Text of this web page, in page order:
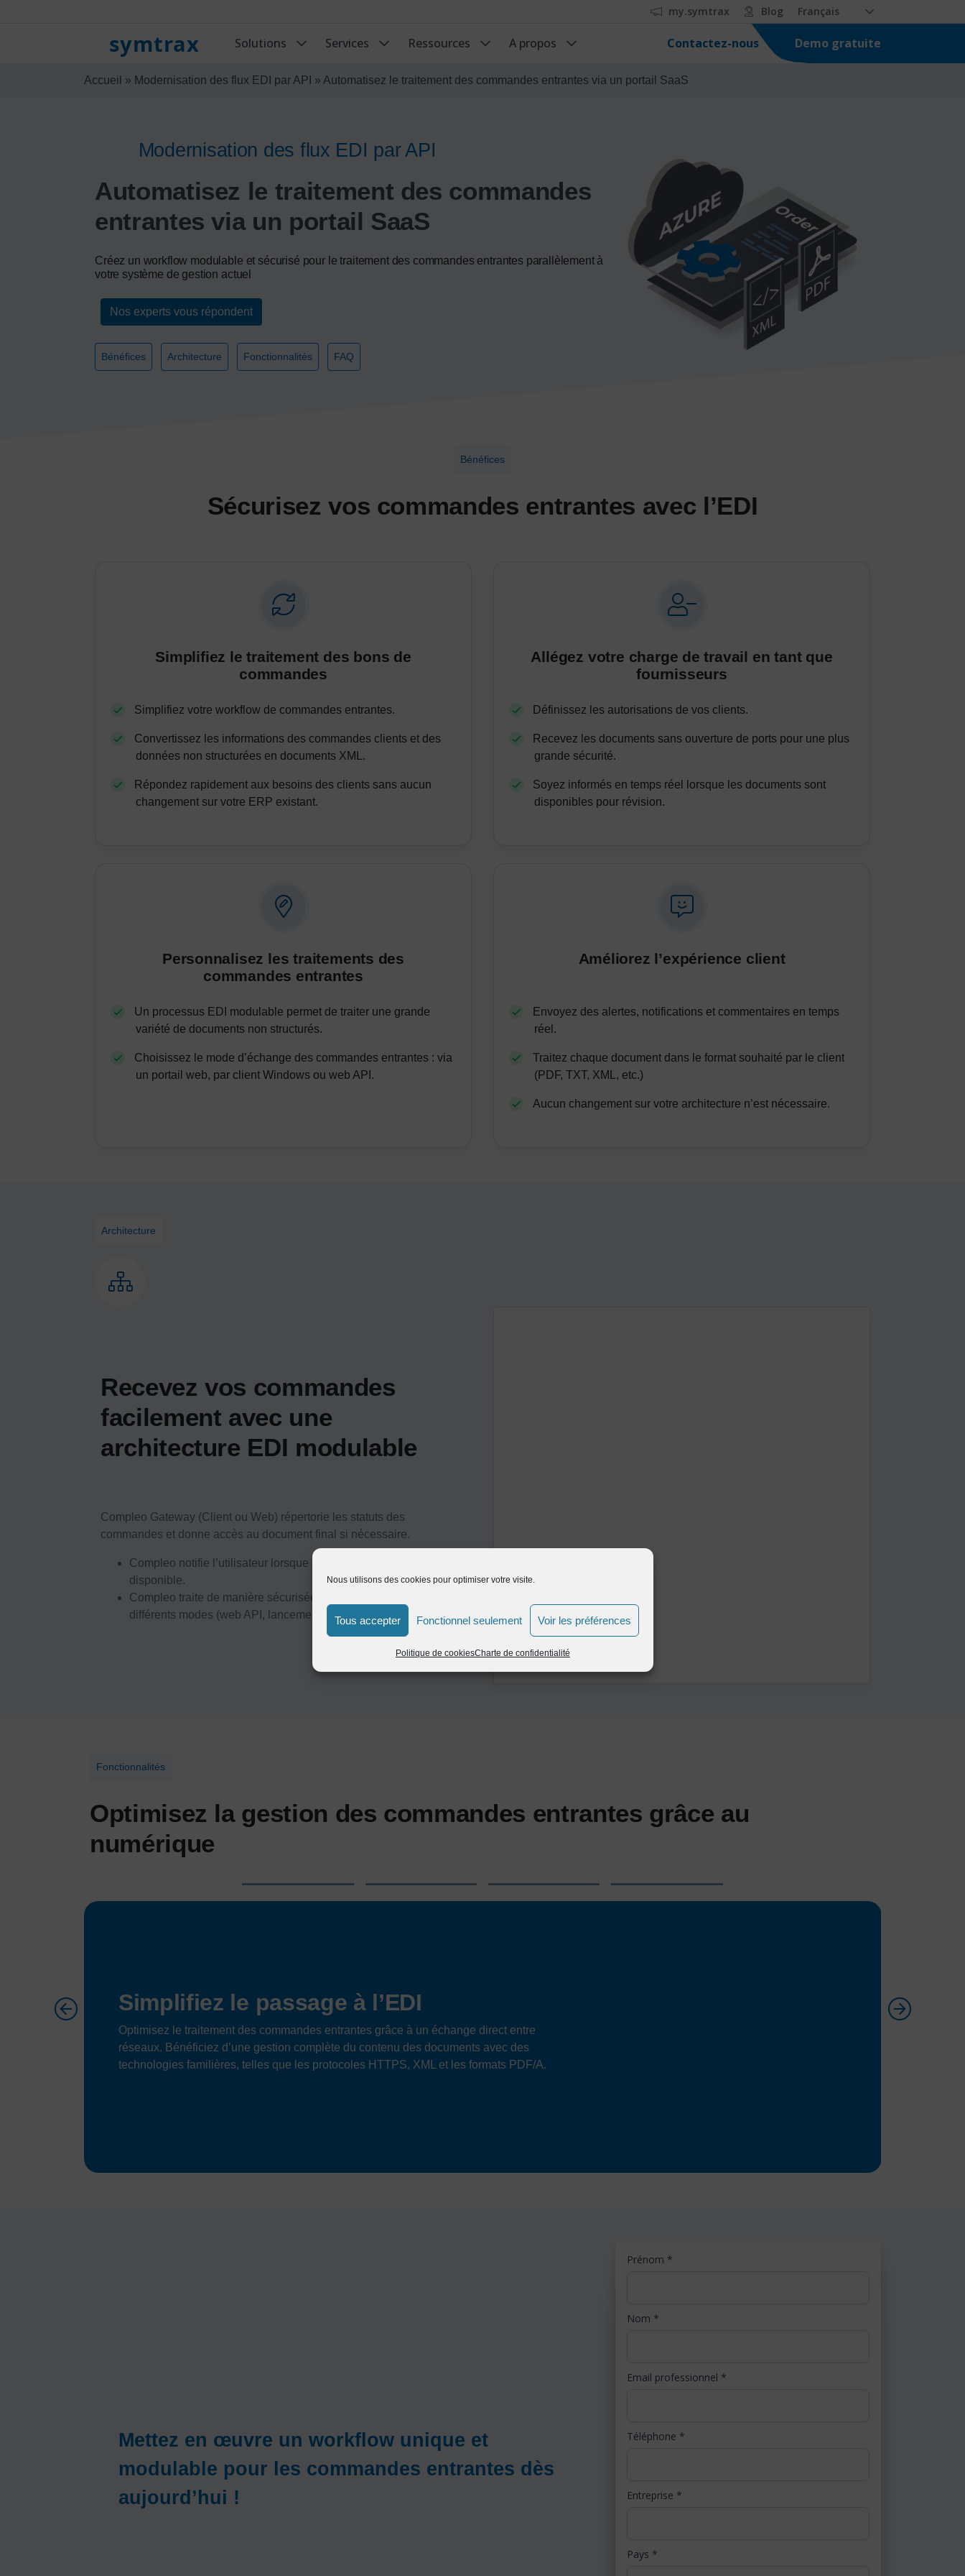
Nous utilisons des cookies pour optimiser votre visite.
Tous accepter Fonctionnel seulement Voir les préférences
Politique de cookiesCharte de confidentialité
my.symtrax Blog Français
symtrax Solutions Services Ressources A propos Contactez-nous Demo gratuite
Accueil » Modernisation des flux EDI par API » Automatisez le traitement des commandes entrantes via un portail SaaS
Modernisation des flux EDI par API
Automatisez le traitement des commandes
entrantes via un portail SaaS
Créez un workflow modulable et sécurisé pour le traitement des commandes entrantes parallèlement à
votre système de gestion actuel
Nos experts vous répondent
Bénéfices Architecture Fonctionnalités FAQ
Bénéfices
Sécurisez vos commandes entrantes avec l’EDI
Simplifiez le traitement des bons de
commandes
Simplifiez votre workflow de commandes entrantes.
Convertissez les informations des commandes clients et des
données non structurées en documents XML.
Répondez rapidement aux besoins des clients sans aucun
changement sur votre ERP existant.
Allégez votre charge de travail en tant que
fournisseurs
Définissez les autorisations de vos clients.
Recevez les documents sans ouverture de ports pour une plus
grande sécurité.
Soyez informés en temps réel lorsque les documents sont
disponibles pour révision.
Personnalisez les traitements des
commandes entrantes
Un processus EDI modulable permet de traiter une grande
variété de documents non structurés.
Choisissez le mode d’échange des commandes entrantes : via
un portail web, par client Windows ou web API.
Améliorez l’expérience client
Envoyez des alertes, notifications et commentaires en temps
réel.
Traitez chaque document dans le format souhaité par le client
(PDF, TXT, XML, etc.)
Aucun changement sur votre architecture n’est nécessaire.
Architecture
Recevez vos commandes
facilement avec une
architecture EDI modulable
Compleo Gateway (Client ou Web) répertorie les statuts des
commandes et donne accès au document final si nécessaire.
Compleo notifie l’utilisateur lorsque chaque document est
disponible.
Compleo traite de manière sécurisée les documents entrants par
différents modes (web API, lancement de workflow, etc.)
Fonctionnalités
Optimisez la gestion des commandes entrantes grâce au
numérique
Simplifiez le passage à l’EDI
Optimisez le traitement des commandes entrantes grâce à un échange direct entre
réseaux. Bénéficiez d’une gestion complète du contenu des documents avec des
technologies familières, telles que les protocoles HTTPS, XML et les formats PDF/A.
Mettez en œuvre un workflow unique et
modulable pour les commandes entrantes dès
aujourd’hui !
Prénom *
Nom *
Email professionnel *
Téléphone *
Entreprise *
Pays *